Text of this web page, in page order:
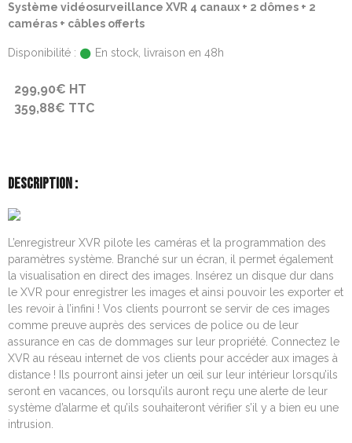
Système vidéosurveillance XVR 4 canaux + 2 dômes + 2
caméras + câbles offerts
Disponibilité : En stock, livraison en 48h
299,90€ HT
359,88€ TTC
DESCRIPTION :
L’enregistreur XVR pilote les caméras et la programmation des
paramètres système. Branché sur un écran, il permet également
la visualisation en direct des images. Insérez un disque dur dans
le XVR pour enregistrer les images et ainsi pouvoir les exporter et
les revoir à l’infini ! Vos clients pourront se servir de ces images
comme preuve auprès des services de police ou de leur
assurance en cas de dommages sur leur propriété. Connectez le
XVR au réseau internet de vos clients pour accéder aux images à
distance ! Ils pourront ainsi jeter un œil sur leur intérieur lorsqu’ils
seront en vacances, ou lorsqu’ils auront reçu une alerte de leur
système d’alarme et qu’ils souhaiteront vérifier s’il y a bien eu une
intrusion.